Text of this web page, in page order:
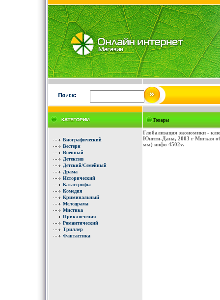
Биографический
Вестерн
Военный
Детектив
Детский/Семейный
Драма
Исторический
Катастрофы
Комедия
Криминальный
Мелодрама
Мистика
Приключения
Романтический
Триллер
Фантастика
Товары
Глобализация экономики -
Юнити-Дана, 2003 г Мягкая
мм) инфо 4502v.